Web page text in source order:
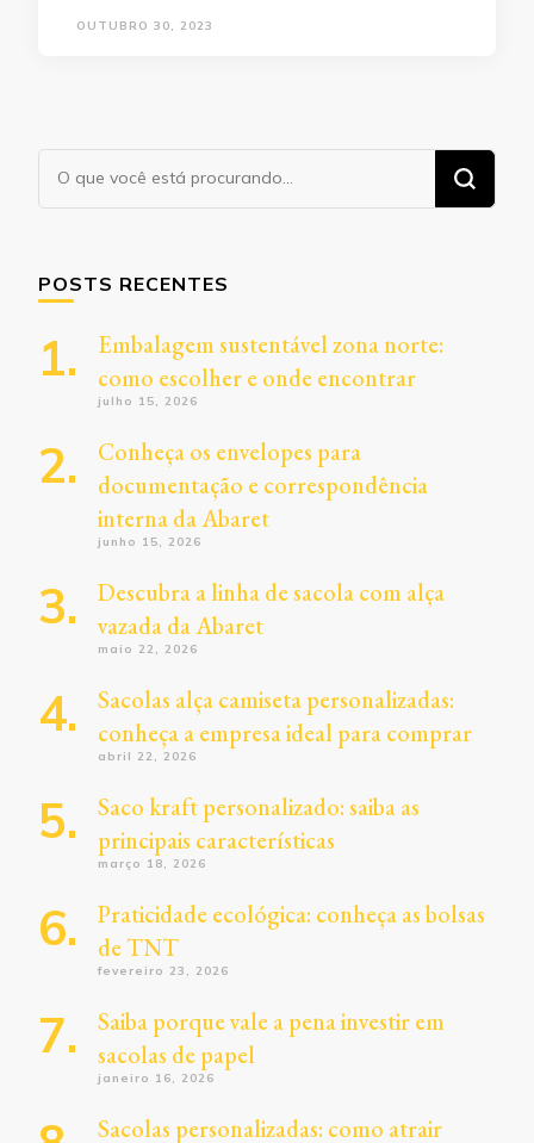
OUTUBRO 30, 2023
Procurando
algo?
POSTS RECENTES
Embalagem sustentável zona norte:
como escolher e onde encontrar
julho 15, 2026
Conheça os envelopes para
documentação e correspondência
interna da Abaret
junho 15, 2026
Descubra a linha de sacola com alça
vazada da Abaret
maio 22, 2026
Sacolas alça camiseta personalizadas:
conheça a empresa ideal para comprar
abril 22, 2026
Saco kraft personalizado: saiba as
principais características
março 18, 2026
Praticidade ecológica: conheça as bolsas
de TNT
fevereiro 23, 2026
Saiba porque vale a pena investir em
sacolas de papel
janeiro 16, 2026
Sacolas personalizadas: como atrair